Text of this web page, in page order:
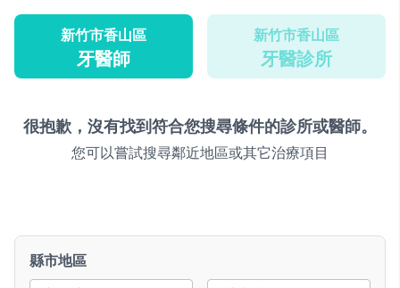
新竹市香山區
牙醫師
新竹市香山區
牙醫診所
很抱歉，沒有找到符合您搜尋條件的診所或醫師。
您可以嘗試搜尋鄰近地區或其它治療項目
縣市地區